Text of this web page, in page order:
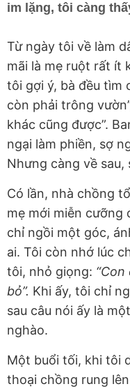
im lặng, tôi càng
Từ ngày tôi về làm
mãi là mẹ ruột rất ít
tôi gợi ý, bà đều tìm
còn phải trông
khác cũng được”.
ngại làm phiền, sợ
Nhưng càng về
Có lần, nhà chồng
mẹ mới miễn cưỡng
chỉ ngồi một góc,
ai. Tôi còn nhớ lúc
tôi, nhỏ giọng:
bỏ”. Khi ấy, tôi chỉ
sau câu nói ấy là
nghào.
Một buổi tối, khi tôi
thoại chồng rung